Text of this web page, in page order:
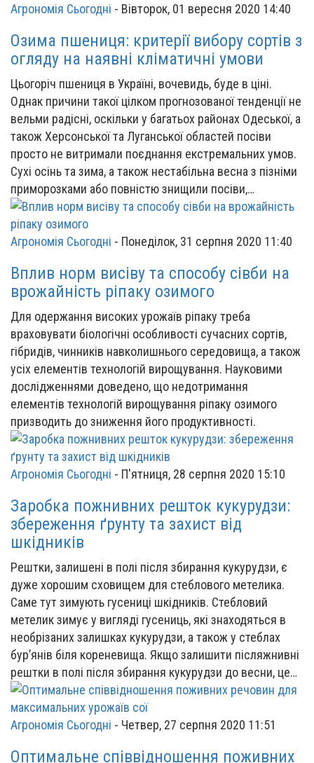
Агрономія Сьогодні - Вівторок, 01 вересня 2020 14:40
Озима пшениця: критерії вибору сортів з
огляду на наявні кліматичні умови
Цьогоріч пшениця в Україні, вочевидь, буде в ціні.
Однак причини такої цілком прогнозованої тенденції не
вельми радісні, оскільки у багатьох районах Одеської, а
також Херсонської та Луганської областей посіви
просто не витримали поєднання екстремальних умов.
Сухі осінь та зима, а також нестабільна весна з пізніми
приморозками або повністю знищили посіви,…
Агрономія Сьогодні - Понеділок, 31 серпня 2020 11:40
Вплив норм висіву та способу сівби на
врожайність ріпаку озимого
Для одержання високих урожаїв ріпаку треба
враховувати біологічні особливості сучасних сортів,
гібридів, чинників навколишнього середовища, а також
усіх елементів технологій вирощування. Науковими
дослідженнями доведено, що недотримання
елементів технологій вирощування ріпаку озимого
призводить до зниження його продуктивності.
Агрономія Сьогодні - П'ятниця, 28 серпня 2020 15:10
Заробка пожнивних решток кукурудзи:
збереження ґрунту та захист від
шкідників
Рештки, залишені в полі після збирання кукурудзи, є
дуже хорошим сховищем для стеблового метелика.
Саме тут зимують гусениці шкідників. Стебловий
метелик зимує у вигляді гусениць, які знаходяться в
необрізаних залишках кукурудзи, а також у стеблах
бур’янів біля кореневища. Якщо залишити післяжнивні
рештки в полі після збирання кукурудзи до весни, це…
Агрономія Сьогодні - Четвер, 27 серпня 2020 11:51
Оптимальне співвідношення поживних